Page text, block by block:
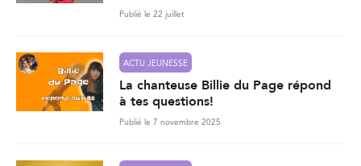
Publié le 22 juillet
ACTU JEUNESSE
La chanteuse Billie du Page répond
à tes questions!
Publié le 7 novembre 2025